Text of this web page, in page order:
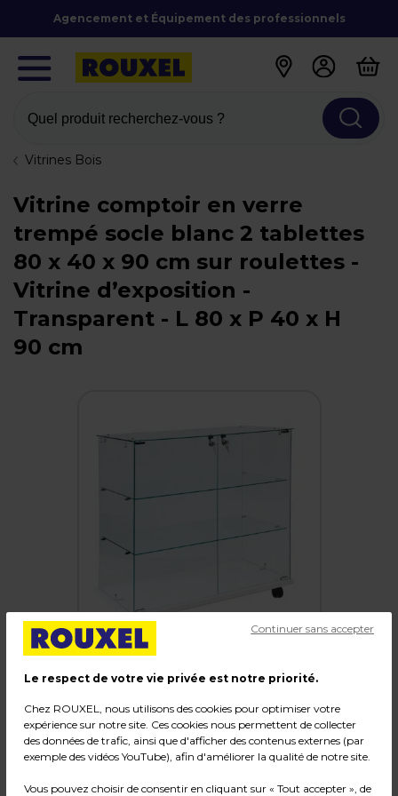
Agencement et Équipement des professionnels
Quel produit recherchez-vous ?
Vitrines Bois
Vitrine comptoir en verre
trempé socle blanc 2 tablettes
80 x 40 x 90 cm sur roulettes -
Vitrine d’exposition -
Transparent - L 80 x P 40 x H
90 cm
Vitrine comptoir en verre trempé socle blanc
2 tablettes 80 x 40 x 90 cm sur roulettes -
Vitrine d’exposition
Le respect de votre vie privée est notre priorité.
Chez ROUXEL, nous utilisons des cookies pour optimiser votre
expérience sur notre site. Ces cookies nous permettent de collecter
des données de trafic, ainsi que d'afficher des contenus externes (par
exemple des vidéos YouTube), afin d'améliorer la qualité de notre site.
Vous pouvez choisir de consentir en cliquant sur « Tout accepter », de
Continuer sans accepter